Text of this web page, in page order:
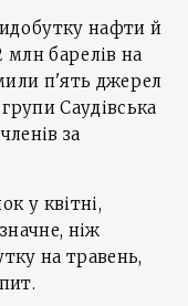
нафти й
барелів на
п'ять джерел
Саудівська
за
у квітні,
ніж
на травень,